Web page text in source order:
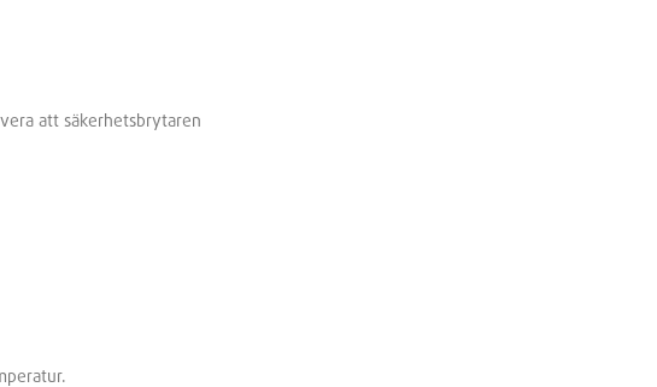
att säkerhetsbrytaren